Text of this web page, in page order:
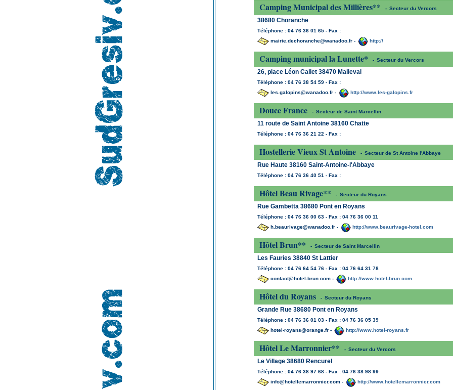
Camping Municipal des Millières** - Secteur du Vercors
38680 Choranche
Téléphone : 04 76 36 01 65 - Fax :
mairie.dechoranche@wanadoo.fr -
http://
Camping municipal la Lunette* - Secteur du Vercors
26, place Léon Callet 38470 Malleval
Téléphone : 04 76 38 54 59 - Fax :
les.galopins@wanadoo.fr -
http://www.les-galopins.fr
Douce France - Secteur de Saint Marcellin
11 route de Saint Antoine 38160 Chatte
Téléphone : 04 76 36 21 22 - Fax :
Hostellerie Vieux St Antoine - Secteur de St Antoine l'Abbaye
Rue Haute 38160 Saint-Antoine-l'Abbaye
Téléphone : 04 76 36 40 51 - Fax :
Hôtel Beau Rivage** - Secteur du Royans
Rue Gambetta 38680 Pont en Royans
Téléphone : 04 76 36 00 63 - Fax : 04 76 36 00 11
h.beaurivage@wanadoo.fr -
http://www.beaurivage-hotel.com
Hôtel Brun** - Secteur de Saint Marcellin
Les Fauries 38840 St Lattier
Téléphone : 04 76 64 54 76 - Fax : 04 76 64 31 78
contact@hotel-brun.com -
http://www.hotel-brun.com
Hôtel du Royans - Secteur du Royans
Grande Rue 38680 Pont en Royans
Téléphone : 04 76 36 01 03 - Fax : 04 76 36 05 39
hotel-royans@orange.fr -
http://www.hotel-royans.fr
Hôtel Le Marronnier** - Secteur du Vercors
Le Village 38680 Rencurel
Téléphone : 04 76 38 97 68 - Fax : 04 76 38 98 99
info@hotellemarronnier.com -
http://www.hotellemarronnier.com